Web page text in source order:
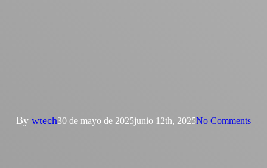
By wtech30 de mayo de 2025junio 12th, 2025No Comments